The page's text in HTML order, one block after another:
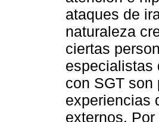
ataques de
naturaleza
ciertas
especialistas
con SGT
experiencias
externos.